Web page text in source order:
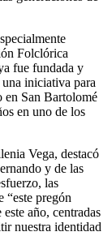
Folclórica
fue fundada y
iniciativa para
San Bartolomé
en uno de los
Vega, destacó
y de las
las
“este pregón
año, centradas
nuestra identidad